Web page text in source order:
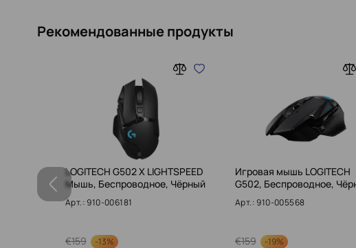
Рекомендованные продукты
LOGITECH G502 X LIGHTSPEED
Мышь, Беспроводное, Чёрный
Арт.: 910-006181
159
€ -13%
Игровая мышь LOGITECH
G502, Беспроводное,
Арт.: 910-005568
159
€ -19%